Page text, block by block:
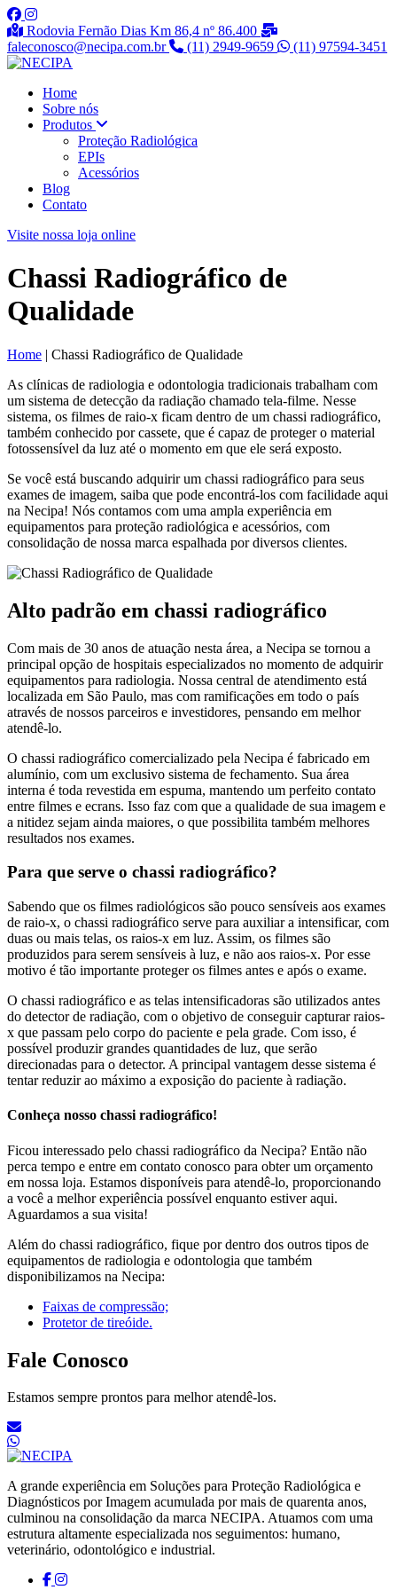
Rodovia Fernão Dias Km 86,4 nº 86.400
faleconosco@necipa.com.br
(11) 2949-9659 (11) 97594-3451
Home
Sobre nós
Produtos
Proteção Radiológica
EPIs
Acessórios
Blog
Contato
Visite nossa loja online
Chassi Radiográfico de
Qualidade
Home | Chassi Radiográfico de Qualidade
As clínicas de radiologia e odontologia tradicionais trabalham com
um sistema de detecção da radiação chamado tela-filme. Nesse
sistema, os filmes de raio-x ficam dentro de um chassi radiográfico,
também conhecido por cassete, que é capaz de proteger o material
fotossensível da luz até o momento em que ele será exposto.
Se você está buscando adquirir um chassi radiográfico para seus
exames de imagem, saiba que pode encontrá-los com facilidade aqui
na Necipa! Nós contamos com uma ampla experiência em
equipamentos para proteção radiológica e acessórios, com
consolidação de nossa marca espalhada por diversos clientes.
Alto padrão em chassi radiográfico
Com mais de 30 anos de atuação nesta área, a Necipa se tornou a
principal opção de hospitais especializados no momento de adquirir
equipamentos para radiologia. Nossa central de atendimento está
localizada em São Paulo, mas com ramificações em todo o país
através de nossos parceiros e investidores, pensando em melhor
atendê-lo.
O chassi radiográfico comercializado pela Necipa é fabricado em
alumínio, com um exclusivo sistema de fechamento. Sua área
interna é toda revestida em espuma, mantendo um perfeito contato
entre filmes e ecrans. Isso faz com que a qualidade de sua imagem e
a nitidez sejam ainda maiores, o que possibilita também melhores
resultados nos exames.
Para que serve o chassi radiográfico?
Sabendo que os filmes radiológicos são pouco sensíveis aos exames
de raio-x, o chassi radiográfico serve para auxiliar a intensificar, com
duas ou mais telas, os raios-x em luz. Assim, os filmes são
produzidos para serem sensíveis à luz, e não aos raios-x. Por esse
motivo é tão importante proteger os filmes antes e após o exame.
O chassi radiográfico e as telas intensificadoras são utilizados antes
do detector de radiação, com o objetivo de conseguir capturar raios-
x que passam pelo corpo do paciente e pela grade. Com isso, é
possível produzir grandes quantidades de luz, que serão
direcionadas para o detector. A principal vantagem desse sistema é
tentar reduzir ao máximo a exposição do paciente à radiação.
Conheça nosso chassi radiográfico!
Ficou interessado pelo chassi radiográfico da Necipa? Então não
perca tempo e entre em contato conosco para obter um orçamento
em nossa loja. Estamos disponíveis para atendê-lo, proporcionando
a você a melhor experiência possível enquanto estiver aqui.
Aguardamos a sua visita!
Além do chassi radiográfico, fique por dentro dos outros tipos de
equipamentos de radiologia e odontologia que também
disponibilizamos na Necipa:
Faixas de compressão;
Protetor de tireóide.
Fale Conosco
Estamos sempre prontos para melhor atendê-los.
A grande experiência em Soluções para Proteção Radiológica e
Diagnósticos por Imagem acumulada por mais de quarenta anos,
culminou na consolidação da marca NECIPA. Atuamos com uma
estrutura altamente especializada nos seguimentos: humano,
veterinário, odontológico e industrial.